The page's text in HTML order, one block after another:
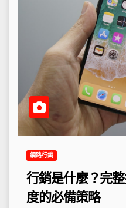
網路行銷
行銷是什麼？完
度的必備策略